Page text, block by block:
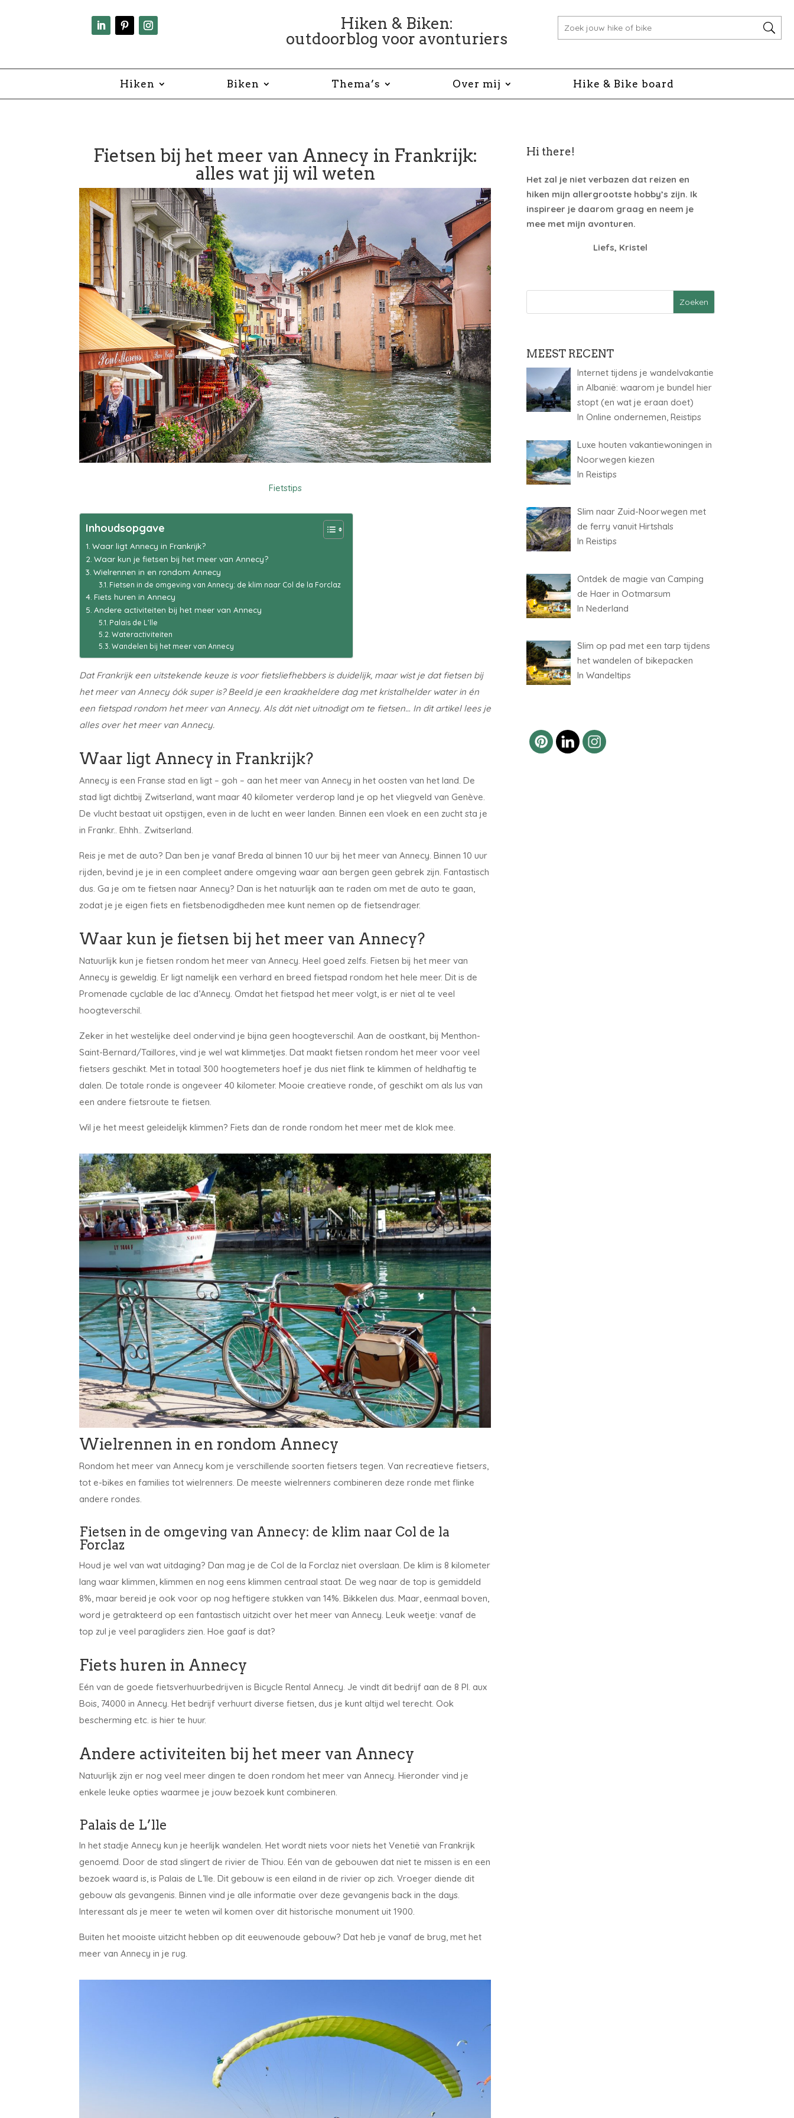
Hiken & Biken:
outdoorblog voor avonturiers
Hiken Biken Thema’s Over mij Hike & Bike board
Fietsen bij het meer van Annecy in Frankrijk:
alles wat jij wil weten
Fietstips
Inhoudsopgave
Waar ligt Annecy in Frankrijk?
Waar kun je fietsen bij het meer van Annecy?
Wielrennen in en rondom Annecy
Fietsen in de omgeving van Annecy: de klim naar Col de la Forclaz
Fiets huren in Annecy
Andere activiteiten bij het meer van Annecy
Palais de L’lle
Wateractiviteiten
Wandelen bij het meer van Annecy
Dat Frankrijk een uitstekende keuze is voor fietsliefhebbers is duidelijk, maar wist je dat fietsen bij
het meer van Annecy óók super is? Beeld je een kraakheldere dag met kristalhelder water in én
een fietspad rondom het meer van Annecy. Als dát niet uitnodigt om te fietsen… In dit artikel lees je
alles over het meer van Annecy.
Waar ligt Annecy in Frankrijk?
Annecy is een Franse stad en ligt – goh – aan het meer van Annecy in het oosten van het land. De
stad ligt dichtbij Zwitserland, want maar 40 kilometer verderop land je op het vliegveld van Genève.
De vlucht bestaat uit opstijgen, even in de lucht en weer landen. Binnen een vloek en een zucht sta je
in Frankr.. Ehhh.. Zwitserland.
Reis je met de auto? Dan ben je vanaf Breda al binnen 10 uur bij het meer van Annecy. Binnen 10 uur
rijden, bevind je je in een compleet andere omgeving waar aan bergen geen gebrek zijn. Fantastisch
dus. Ga je om te fietsen naar Annecy? Dan is het natuurlijk aan te raden om met de auto te gaan,
zodat je je eigen fiets en fietsbenodigdheden mee kunt nemen op de fietsendrager.
Waar kun je fietsen bij het meer van Annecy?
Natuurlijk kun je fietsen rondom het meer van Annecy. Heel goed zelfs. Fietsen bij het meer van
Annecy is geweldig. Er ligt namelijk een verhard en breed fietspad rondom het hele meer. Dit is de
Promenade cyclable de lac d’Annecy. Omdat het fietspad het meer volgt, is er niet al te veel
hoogteverschil.
Zeker in het westelijke deel ondervind je bijna geen hoogteverschil. Aan de oostkant, bij Menthon-
Saint-Bernard/Taillores, vind je wel wat klimmetjes. Dat maakt fietsen rondom het meer voor veel
fietsers geschikt. Met in totaal 300 hoogtemeters hoef je dus niet flink te klimmen of heldhaftig te
dalen. De totale ronde is ongeveer 40 kilometer. Mooie creatieve ronde, of geschikt om als lus van
een andere fietsroute te fietsen.
Wil je het meest geleidelijk klimmen? Fiets dan de ronde rondom het meer met de klok mee.
Wielrennen in en rondom Annecy
Rondom het meer van Annecy kom je verschillende soorten fietsers tegen. Van recreatieve fietsers,
tot e-bikes en families tot wielrenners. De meeste wielrenners combineren deze ronde met flinke
andere rondes.
Fietsen in de omgeving van Annecy: de klim naar Col de la
Forclaz
Houd je wel van wat uitdaging? Dan mag je de Col de la Forclaz niet overslaan. De klim is 8 kilometer
lang waar klimmen, klimmen en nog eens klimmen centraal staat. De weg naar de top is gemiddeld
8%, maar bereid je ook voor op nog heftigere stukken van 14%. Bikkelen dus. Maar, eenmaal boven,
word je getrakteerd op een fantastisch uitzicht over het meer van Annecy. Leuk weetje: vanaf de
top zul je veel paragliders zien. Hoe gaaf is dat?
Fiets huren in Annecy
Eén van de goede fietsverhuurbedrijven is Bicycle Rental Annecy. Je vindt dit bedrijf aan de 8 Pl. aux
Bois, 74000 in Annecy. Het bedrijf verhuurt diverse fietsen, dus je kunt altijd wel terecht. Ook
bescherming etc. is hier te huur.
Andere activiteiten bij het meer van Annecy
Natuurlijk zijn er nog veel meer dingen te doen rondom het meer van Annecy. Hieronder vind je
enkele leuke opties waarmee je jouw bezoek kunt combineren.
Palais de L’lle
In het stadje Annecy kun je heerlijk wandelen. Het wordt niets voor niets het Venetië van Frankrijk
genoemd. Door de stad slingert de rivier de Thiou. Eén van de gebouwen dat niet te missen is en een
bezoek waard is, is Palais de L’lle. Dit gebouw is een eiland in de rivier op zich. Vroeger diende dit
gebouw als gevangenis. Binnen vind je alle informatie over deze gevangenis back in the days.
Interessant als je meer te weten wil komen over dit historische monument uit 1900.
Buiten het mooiste uitzicht hebben op dit eeuwenoude gebouw? Dat heb je vanaf de brug, met het
meer van Annecy in je rug.
Hi there!
Het zal je niet verbazen dat reizen en
hiken mijn allergrootste hobby’s zijn. Ik
inspireer je daarom graag en neem je
mee met mijn avonturen.
Liefs, Kristel
MEEST RECENT
Internet tijdens je wandelvakantie
in Albanië: waarom je bundel hier
stopt (en wat je eraan doet)
In Online ondernemen, Reistips
Luxe houten vakantiewoningen in
Noorwegen kiezen
In Reistips
Slim naar Zuid-Noorwegen met
de ferry vanuit Hirtshals
In Reistips
Ontdek de magie van Camping
de Haer in Ootmarsum
In Nederland
Slim op pad met een tarp tijdens
het wandelen of bikepacken
In Wandeltips